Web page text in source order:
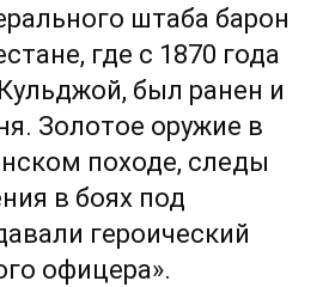
штаба барон
где с 1870 года
был ранен и
Золотое оружие в
походе, следы
в боях под
героический
офицера».